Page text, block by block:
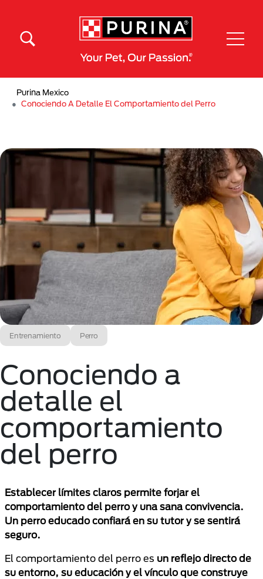
Purina Mexico
Conociendo A Detalle El Comportamiento del Perro
Entrenamiento Perro
Conociendo a
detalle el
comportamiento
del perro
Establecer límites claros permite forjar el
comportamiento del perro y una sana convivencia.
Un perro educado confiará en su tutor y se sentirá
seguro.
El comportamiento del perro es un reflejo directo de
su entorno, su educación y el vínculo que construye